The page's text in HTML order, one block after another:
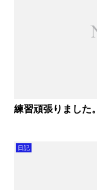
練習頑張りました。
日記